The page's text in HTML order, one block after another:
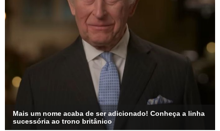
Mais um nome acaba de ser adicionado! Conheça a linha
sucessória ao trono britânico